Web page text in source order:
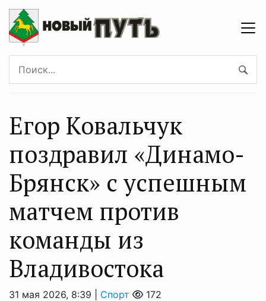
Егор Ковальчук
поздравил «Динамо-
Брянск» с успешным
матчем против
команды из
Владивостока
31 мая 2026, 8:39 | Спорт 172